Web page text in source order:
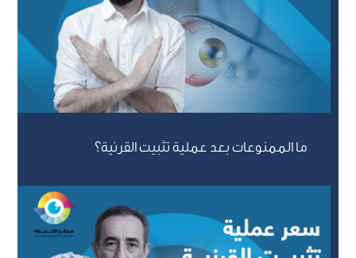
ما الممنوعات بعد عملية تثبيت القرنية؟